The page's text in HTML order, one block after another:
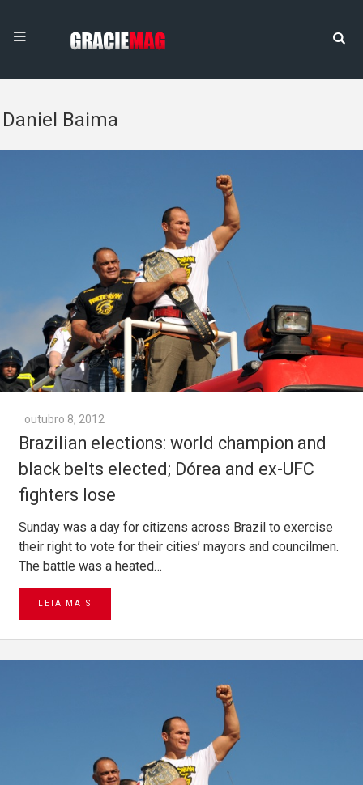
Daniel Baima
outubro 8, 2012
Brazilian elections: world champion and
black belts elected; Dórea and ex-UFC
fighters lose
Sunday was a day for citizens across Brazil to exercise
their right to vote for their cities’ mayors and councilmen.
The battle was a heated…
LEIA MAIS